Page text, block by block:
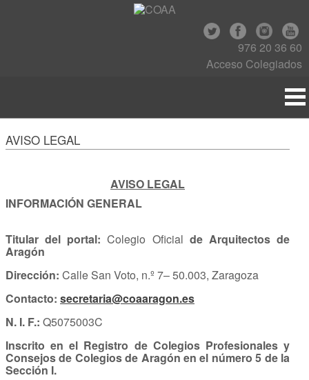
976 20 36 60
Acceso Colegiados
AVISO LEGAL
AVISO LEGAL
INFORMACIÓN GENERAL
Titular del portal:Colegio Oficial de Arquitectos de
Aragón
Dirección: Calle San Voto, n.º 7– 50.003, Zaragoza
Contacto: secretaria@coaaragon.es
N. I. F.: Q5075003C
Inscrito en el Registro de Colegios Profesionales y
Consejos de Colegios de Aragón en el número 5 de la
Sección I.